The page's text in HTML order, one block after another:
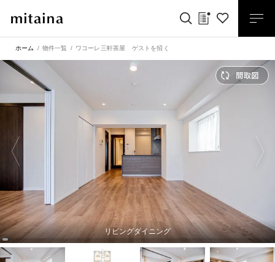
ホーム 物件一覧 ワコーレ三軒茶屋 ゲストを招く
リビングダイニング